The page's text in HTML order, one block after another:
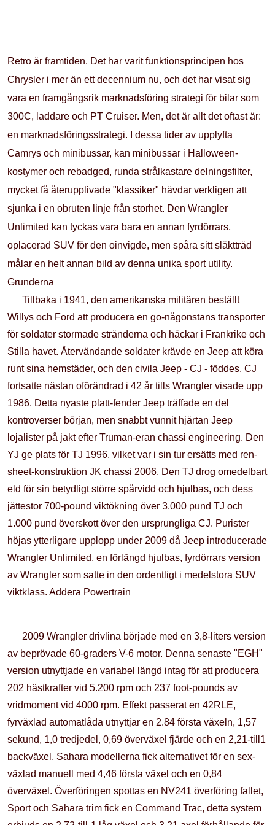
Retro är framtiden. Det har varit funktionsprincipen hos
Chrysler i mer än ett decennium nu, och det har visat sig
vara en framgångsrik marknadsföring strategi för bilar som
300C, laddare och PT Cruiser. Men, det är allt det oftast är:
en marknadsföringsstrategi. I dessa tider av upplyfta
Camrys och minibussar, kan minibussar i Halloween-
kostymer och rebadged, runda strålkastare delningsfilter,
mycket få återupplivade "klassiker" hävdar verkligen att
sjunka i en obruten linje från storhet. Den Wrangler
Unlimited kan tyckas vara bara en annan fyrdörrars,
oplacerad SUV för den oinvigde, men spåra sitt släktträd
målar en helt annan bild av denna unika sport utility.
Grunderna
Tillbaka i 1941, den amerikanska militären beställt
Willys och Ford att producera en go-någonstans transporter
för soldater stormade stränderna och häckar i Frankrike och
Stilla havet. Återvändande soldater krävde en Jeep att köra
runt sina hemstäder, och den civila Jeep - CJ - föddes. CJ
fortsatte nästan oförändrad i 42 år tills Wrangler visade upp
1986. Detta nyaste platt-fender Jeep träffade en del
kontroverser början, men snabbt vunnit hjärtan Jeep
lojalister på jakt efter Truman-eran chassi engineering. Den
YJ ge plats för TJ 1996, vilket var i sin tur ersätts med ren-
sheet-konstruktion JK chassi 2006. Den TJ drog omedelbart
eld för sin betydligt större spårvidd och hjulbas, och dess
jättestor 700-pound viktökning över 3.000 pund TJ och
1.000 pund överskott över den ursprungliga CJ. Purister
höjas ytterligare upplopp under 2009 då Jeep introducerade
Wrangler Unlimited, en förlängd hjulbas, fyrdörrars version
av Wrangler som satte in den ordentligt i medelstora SUV
viktklass. Addera Powertrain
2009 Wrangler drivlina började med en 3,8-liters version
av beprövade 60-graders V-6 motor. Denna senaste "EGH"
version utnyttjade en variabel längd intag för att producera
202 hästkrafter vid 5.200 rpm och 237 foot-pounds av
vridmoment vid 4000 rpm. Effekt passerat en 42RLE,
fyrväxlad automatlåda utnyttjar en 2.84 första växeln, 1,57
sekund, 1,0 tredjedel, 0,69 överväxel fjärde och en 2,21-till1
backväxel. Sahara modellerna fick alternativet för en sex-
växlad manuell med 4,46 första växel och en 0,84
överväxel. Överföringen spottas en NV241 överföring fallet,
Sport och Sahara trim fick en Command Trac, detta system